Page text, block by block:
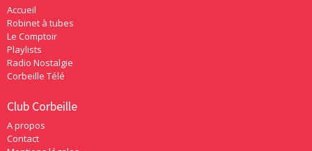
Accueil
Robinet à tubes
Le Comptoir
Playlists
Radio Nostalgie
Corbeille Télé
Club Corbeille
A propos
Contact